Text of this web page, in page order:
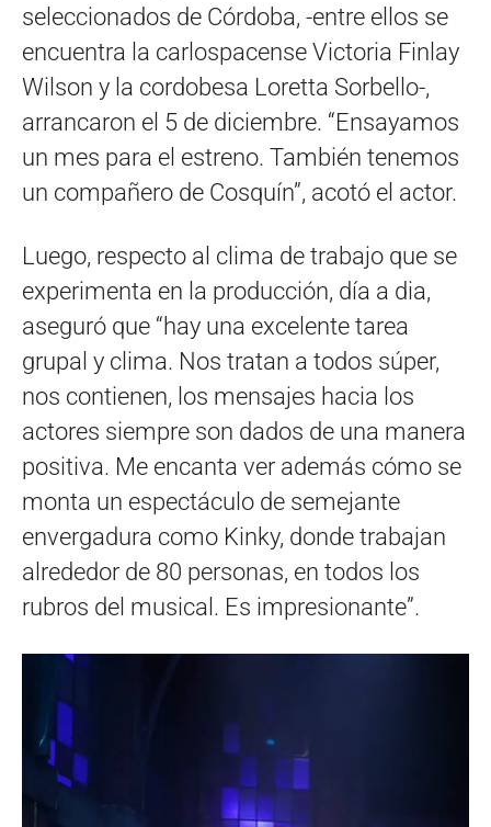
seleccionados de Córdoba, -entre ellos se
encuentra la carlospacense Victoria Finlay
Wilson y la cordobesa Loretta Sorbello-,
arrancaron el 5 de diciembre. “Ensayamos
un mes para el estreno. También tenemos
un compañero de Cosquín”, acotó el actor.
Luego, respecto al clima de trabajo que se
experimenta en la producción, día a dia,
aseguró que “hay una excelente tarea
grupal y clima. Nos tratan a todos súper,
nos contienen, los mensajes hacia los
actores siempre son dados de una manera
positiva. Me encanta ver además cómo se
monta un espectáculo de semejante
envergadura como Kinky, donde trabajan
alrededor de 80 personas, en todos los
rubros del musical. Es impresionante”.